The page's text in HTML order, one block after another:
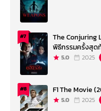
#7
The Conjuring
พิธีกรรมครั้งสุด
5.0 2025
#8 F1 The Movie
5.0 2025